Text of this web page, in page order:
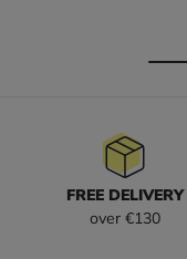
FREE DELIVERY
over €130